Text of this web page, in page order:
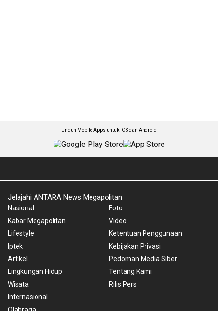
Unduh Mobile Apps untuk iOS dan Android
Jelajahi ANTARA News Megapolitan
Nasional
Kabar Megapolitan
Lifestyle
Iptek
Artikel
Lingkungan Hidup
Wisata
Internasional
Foto
Video
Ketentuan Penggunaan
Kebijakan Privasi
Pedoman Media Siber
Tentang Kami
Rilis Pers